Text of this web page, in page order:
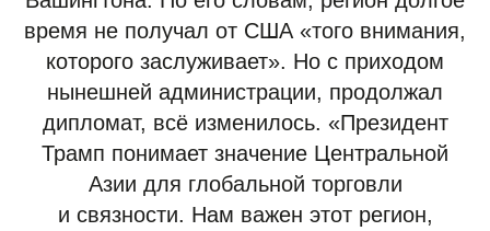
время не получал от США «того внимания,
которого заслуживает». Но с приходом
нынешней администрации, продолжал
дипломат, всё изменилось. «Президент
Трамп понимает значение Центральной
Азии для глобальной торговли
и связности. Нам важен этот регион,